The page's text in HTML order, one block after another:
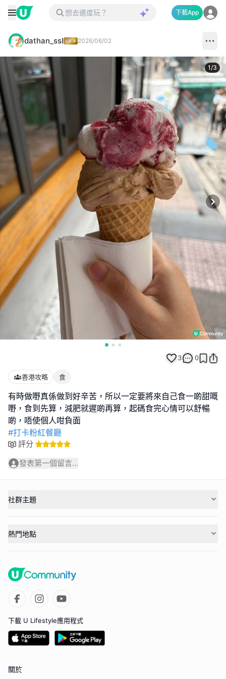
下載App
dathan_ssl 2026/06/02
1/3
3 0
香港攻略 食
有時做嘢真係做到好辛苦，所以一定要將來自己食一啲甜嘅
嘢，食到先算，減肥就遲啲再算，起碼食完心情可以舒暢
#打卡粉紅餐廳
評分
發表第一個留言...
社群主題
熱門地點
下載 U Lifestyle應用程式
關於